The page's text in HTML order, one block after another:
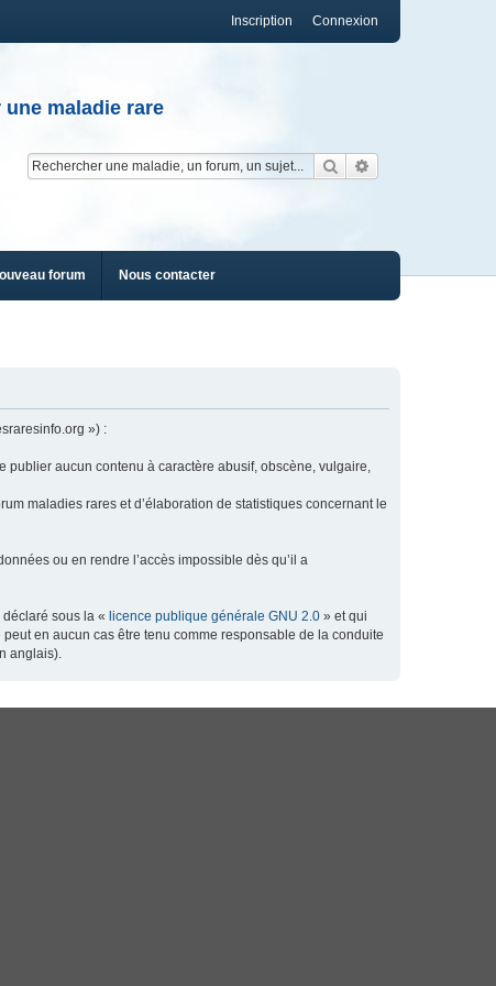
Connexion
Inscription
maladie rare
Rechercher
forum Nous contacter
») :
publier aucun contenu à caractère abusif, obscène, vulgaire,
maladies rares et d’élaboration de statistiques concernant le
ou en rendre l’accès impossible dès qu’il a
sous la « licence publique générale GNU 2.0 » et qui
en aucun cas être tenu comme responsable de la conduite
anglais).